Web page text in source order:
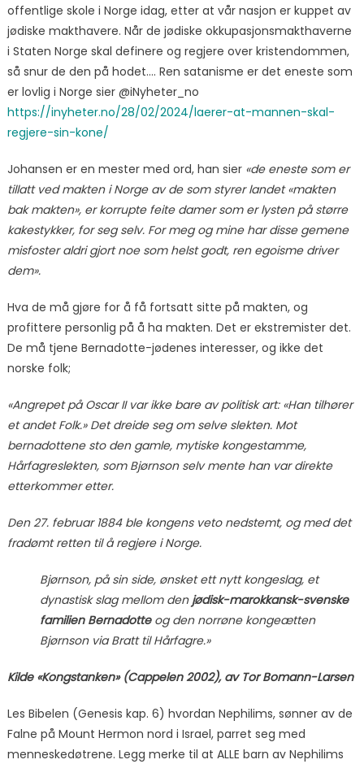
offentlige skole i Norge idag, etter at vår nasjon er kuppet av
jødiske makthavere. Når de jødiske okkupasjonsmakthaverne
i Staten Norge skal definere og regjere over kristendommen,
så snur de den på hodet…. Ren satanisme er det eneste som
er lovlig i Norge sier @iNyheter_no
https://inyheter.no/28/02/2024/laerer-at-mannen-skal-
regjere-sin-kone/
Johansen er en mester med ord, han sier «de eneste som er
tillatt ved makten i Norge av de som styrer landet «makten
bak makten», er korrupte feite damer som er lysten på større
kakestykker, for seg selv. For meg og mine har disse gemene
misfoster aldri gjort noe som helst godt, ren egoisme driver
dem».
Hva de må gjøre for å få fortsatt sitte på makten, og
profittere personlig på å ha makten. Det er ekstremister det.
De må tjene Bernadotte-jødenes interesser, og ikke det
norske folk;
«Angrepet på Oscar II var ikke bare av politisk art: «Han tilhører
et andet Folk.» Det dreide seg om selve slekten. Mot
bernadottene sto den gamle, mytiske kongestamme,
Hårfagreslekten, som Bjørnson selv mente han var direkte
etterkommer etter.
Den 27. februar 1884 ble kongens veto nedstemt, og med det
fradømt retten til å regjere i Norge.
Bjørnson, på sin side, ønsket ett nytt kongeslag, et
dynastisk slag mellom den jødisk-marokkansk-svenske
familien Bernadotteog den norrøne kongeætten
Bjørnson via Bratt til Hårfagre.»
Kilde «Kongstanken» (Cappelen 2002), av Tor Bomann-Larsen
Les Bibelen (Genesis kap. 6) hvordan Nephilims, sønner av de
Falne på Mount Hermon nord i Israel, parret seg med
menneskedøtrene. Legg merke til at ALLE barn av Nephilims